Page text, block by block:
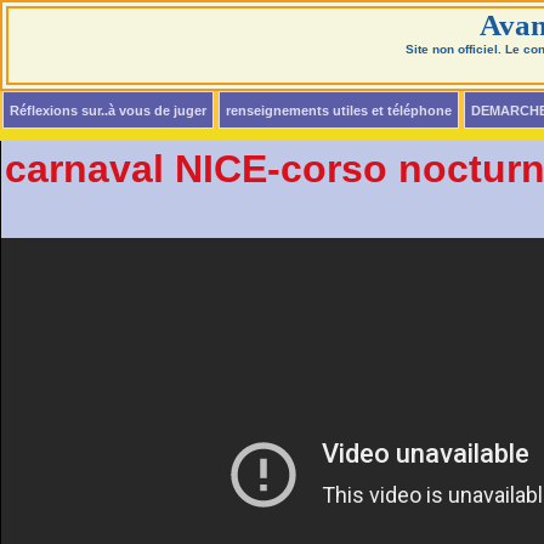
Site non officiel. Le
Réflexions sur..à vous de juger renseignements utiles et téléphone
carnaval NICE-corso